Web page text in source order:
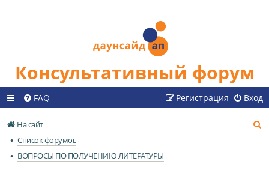
Консультативный форум
FAQ Вход
Регистрация
На сайт
Список форумов
ВОПРОСЫ ПО ПОЛУЧЕНИЮ ЛИТЕРАТУРЫ